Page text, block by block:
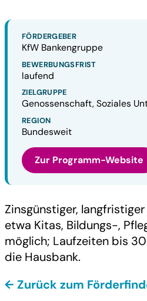
FÖRDERGEBER
KfW Bankengruppe
BEWERBUNGSFRIST
laufend
ZIELGRUPPE
Genossenschaft, Soziales
REGION
Bundesweit
Zur Programm-Website
Zinsgünstiger,
etwa Kitas, Bildungs-,
möglich; Laufzeiten bis
die Hausbank.
← Zurück zum